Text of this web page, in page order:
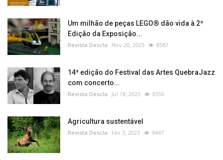
Um milhão de peças LEGO® dão vida à 2ª
Edição da Exposição...
Revista Descla Nov 20, 2023 8587
14ª edição do Festival das Artes QuebraJazz
com concerto...
Revista Descla Jul 18, 2023 8356
Agricultura sustentável
Revista Descla Fev 3, 2023 9447